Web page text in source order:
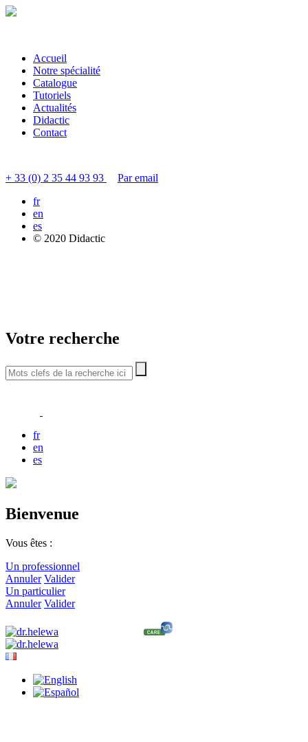
Accueil
Notre spécialité
Catalogue
Tutoriels
Actualités
Didactic
Contact
+ 33 (0) 2 35 44 93 93
Par email
fr
en
es
© 2020 Didactic
Votre recherche
fr
en
es
Bienvenue
Vous êtes :
Un professionnel
Annuler Valider
Un particulier
Annuler Valider